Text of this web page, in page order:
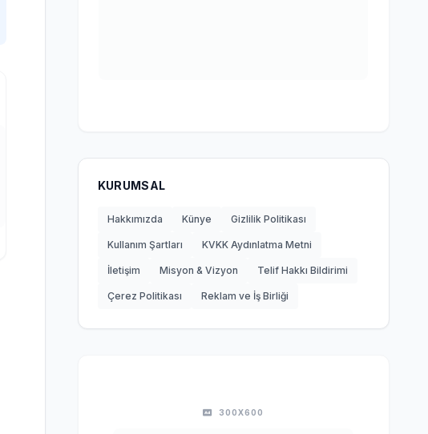
KURUMSAL
Hakkımızda Künye Gizlilik Politikası
Kullanım Şartları KVKK Aydınlatma Metni
İletişim Misyon & Vizyon Telif Hakkı Bildirimi
Çerez Politikası Reklam ve İş Birliği
300X600